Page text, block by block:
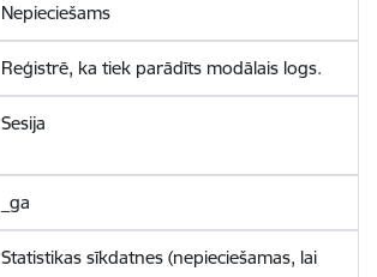
Nepieciešams
Reģistrē, ka tiek parādīts modālais logs.
Sesija
_ga
Statistikas sīkdatnes (nepieciešamas, lai